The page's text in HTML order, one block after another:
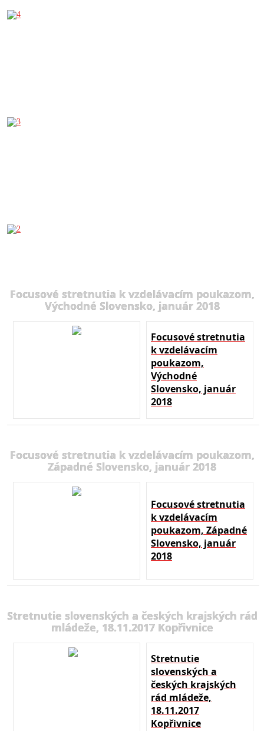
Focusové stretnutia k vzdelávacím poukazom,
Východné Slovensko, január 2018
Focusové stretnutia
k vzdelávacím
poukazom,
Východné
Slovensko, január
2018
Focusové stretnutia k vzdelávacím poukazom,
Západné Slovensko, január 2018
Focusové stretnutia
k vzdelávacím
poukazom, Západné
Slovensko, január
2018
Stretnutie slovenských a českých krajských rád
mládeže, 18.11.2017 Kopřivnice
Stretnutie
slovenských a
českých krajských
rád mládeže,
18.11.2017
Kopřivnice